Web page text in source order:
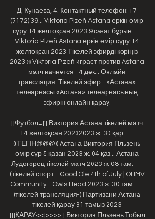
Д. Кунаева, 4. Контактный телефон: +7
(7172) 39... Viktoria Plzeň Astana еркін өмір
сүру 14 желтоқсан 2023 9 сағат бұрын —
Viktoria Plzeň Astana еркін өмір сүру 14
желтоқсан 2023 Тікелей эфирді көріңіз
2023 ж Viktoria Plzeň играет против Astana
матч начнется 14 дек... Онлайн
трансляция. Тікелей эфир - «Астана»
телеарнасы «Астана» телеарнасының
эфирін онлайн қарау.
[[Футбол=]'] Виктория Астана тікелей матч
14 желтоқсан 20232023 ж. 30 қар. —
((ТЕГІН@@@)) Астана Виктория Пльзень
өмір сүр 5 қазан 2023 ж. 04 қаз... Астана
Лудогорец тікелей матч 2023 ж. 08 там. —
(тікелей спорт... Good Ole 4th of July | OHMV
Community - Owls Head 2023 ж. 30 там. —
(тікелей трансляция-) Партизани Астана
тікелей қарау 31 тамыз 2023
[[[ҚАРАУ<<]>>>>]] Виктория Пльзень Тобыл